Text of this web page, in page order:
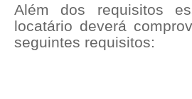
Além dos requisitos
locatário deverá
seguintes requisitos: